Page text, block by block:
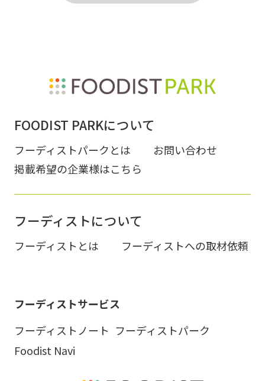
FOODIST PARKについて
フーディストパークとは
お問い合わせ
掲載希望の企業様はこちら
フーディストについて
フーディストとは フーディストへの取材依頼
フーディストサービス
フーディストノート フーディストパーク
Foodist Navi